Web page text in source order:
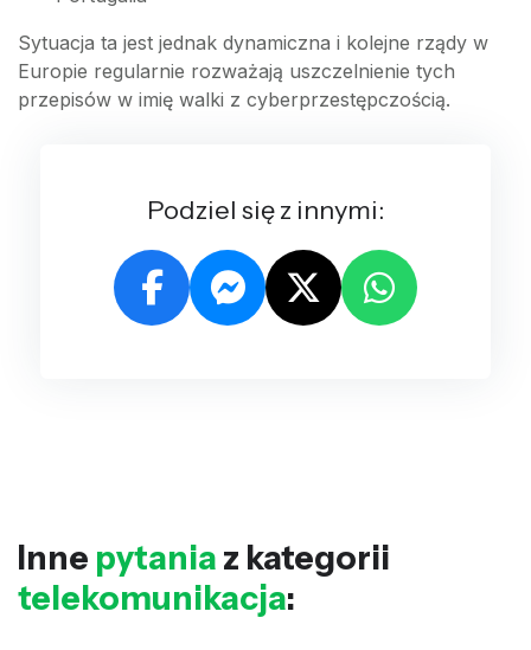
Sytuacja ta jest jednak dynamiczna i kolejne rządy w
Europie regularnie rozważają uszczelnienie tych
przepisów w imię walki z cyberprzestępczością.
Podziel się z innymi:
Inne pytania z kategorii
telekomunikacja: